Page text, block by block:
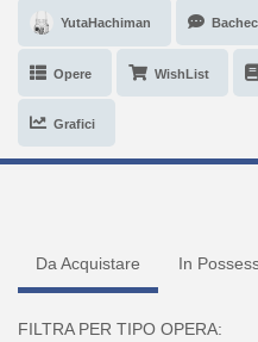
YutaHachiman
Opere WishList
Grafici
Da Acquistare In
FILTRA PER TIPO OPERA: